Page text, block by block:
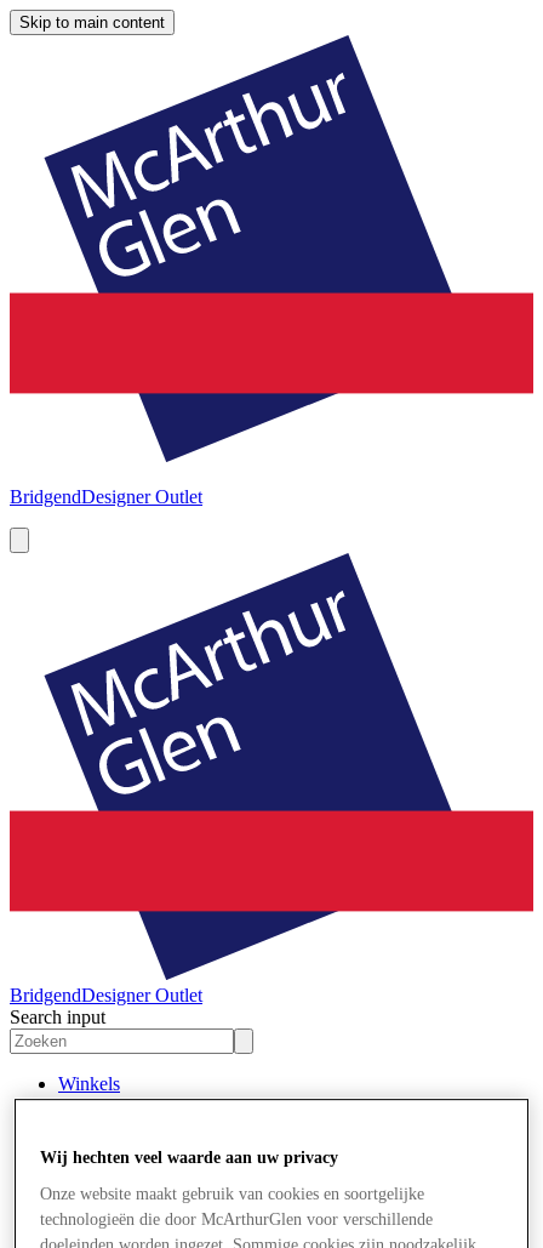
Skip to main content
BridgendDesigner Outlet
BridgendDesigner Outlet
Search input
Winkels
Aanbiedingen
Wat is er aan
Eet & Drink
Diensten
Cadeaubonnen
Centrale kaart
Wij hechten veel waarde aan uw privacy
Onze website maakt gebruik van cookies en soortgelijke
technologieën die door McArthurGlen voor verschillende